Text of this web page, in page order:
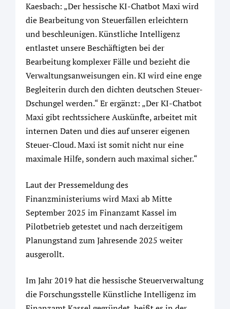
Kaesbach: „Der hessische KI-Chatbot Maxi wird
die Bearbeitung von Steuerfällen erleichtern
und beschleunigen. Künstliche Intelligenz
entlastet unsere Beschäftigten bei der
Bearbeitung komplexer Fälle und bezieht die
Verwaltungsanweisungen ein. KI wird eine enge
Begleiterin durch den dichten deutschen Steuer-
Dschungel werden.“ Er ergänzt: „Der KI-Chatbot
Maxi gibt rechtssichere Auskünfte, arbeitet mit
internen Daten und dies auf unserer eigenen
Steuer-Cloud. Maxi ist somit nicht nur eine
maximale Hilfe, sondern auch maximal sicher.“
Laut der Pressemeldung des
Finanzministeriums wird Maxi ab Mitte
September 2025 im Finanzamt Kassel im
Pilotbetrieb getestet und nach derzeitigem
Planungstand zum Jahresende 2025 weiter
ausgerollt.
Im Jahr 2019 hat die hessische Steuerverwaltung
die Forschungsstelle Künstliche Intelligenz im